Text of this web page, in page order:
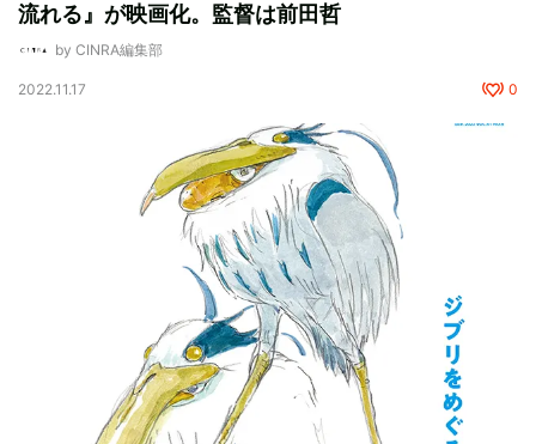
流れる』が映画化。監督は前田哲
by CINRA編集部
2022.11.17 0